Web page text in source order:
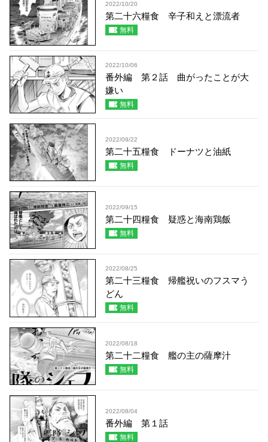
2022/10/20
第二十六糧食 辛子和えと漂流者
無料
2022/10/06
番外編 第２話 曲がったことが大
嫌い
無料
2022/09/22
第二十五糧食 ドーナツと油紙
無料
2022/09/15
第二十四糧食 疑惑と海南鶏飯
無料
2022/08/25
第二十三糧食 帰艦祝いのフスマう
どん
無料
2022/08/18
第二十二糧食 艦の主の薩摩汁
無料
2022/08/04
番外編 第１話
無料